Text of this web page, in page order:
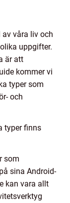
våra liv och
uppgifter.
är att
kommer vi
typer som
och
typer finns
som
sina Android-
kan vara allt